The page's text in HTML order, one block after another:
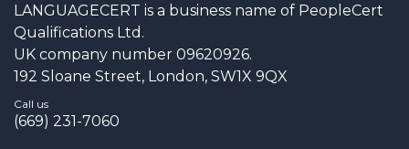
LANGUAGECERT is a business name of PeopleCert
Qualifications Ltd.
UK company number 09620926.
192 Sloane Street, London, SW1X 9QX
Call us
(669) 231-7060